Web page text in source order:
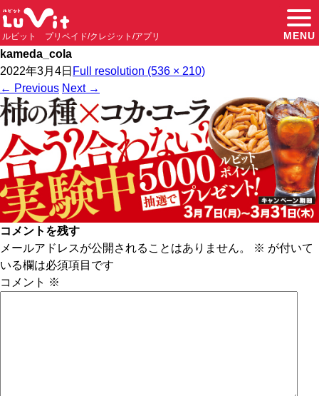
ルビット プリペイド/クレジット/アプリ MENU
kameda_cola
2022年3月4日 Full resolution (536 × 210)
← Previous Next →
コメントを残す
メールアドレスが公開されることはありません。
※ が付いて
いる欄は必須項目です
コメント ※